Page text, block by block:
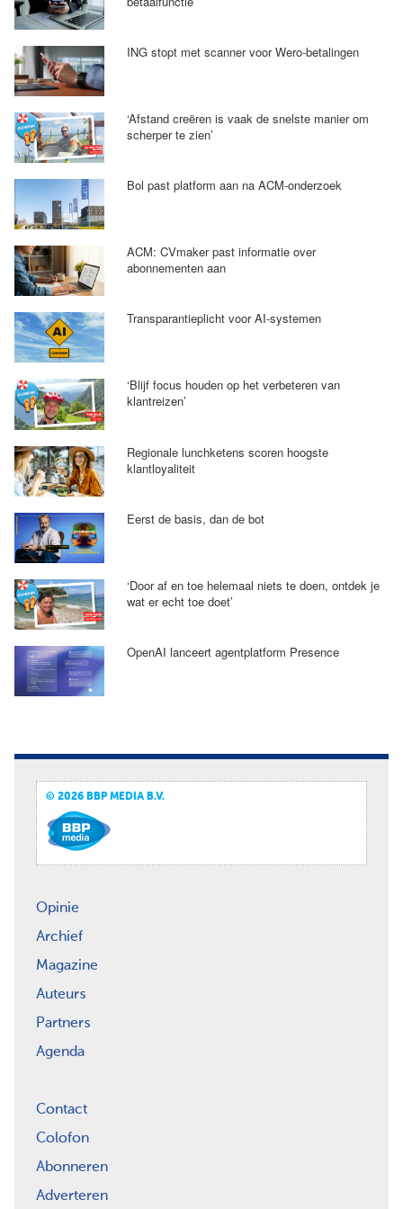
ING stopt met scanner voor Wero-betalingen
‘Afstand creëren is vaak de snelste manier om
scherper te zien’
Bol past platform aan na ACM-onderzoek
ACM: CVmaker past informatie over
abonnementen aan
Transparantieplicht voor AI-systemen
‘Blijf focus houden op het verbeteren van
klantreizen’
Regionale lunchketens scoren hoogste
klantloyaliteit
Eerst de basis, dan de bot
‘Door af en toe helemaal niets te doen, ontdek je
wat er echt toe doet’
OpenAI lanceert agentplatform Presence
© 2026 BBP MEDIA B.V.
Opinie
Archief
Magazine
Auteurs
Partners
Agenda
Contact
Colofon
Abonneren
Adverteren